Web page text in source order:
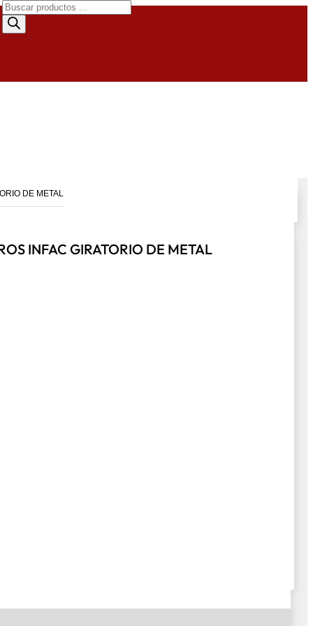
Búsqueda
de
productos
DE METAL
INFAC GIRATORIO DE METAL